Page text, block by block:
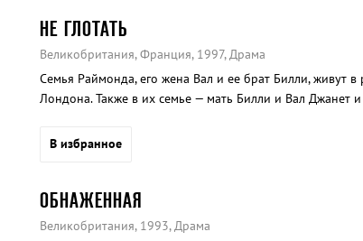
НЕ ГЛОТАТЬ
Великобритания, Франция, 1997, Драма
Семья Раймонда, его жена Вал и ее брат Билли, живут
Лондона. Также в их семье — мать Билли и Вал Джанет
В избранное
ОБНАЖЕННАЯ
Великобритания, 1993, Драма